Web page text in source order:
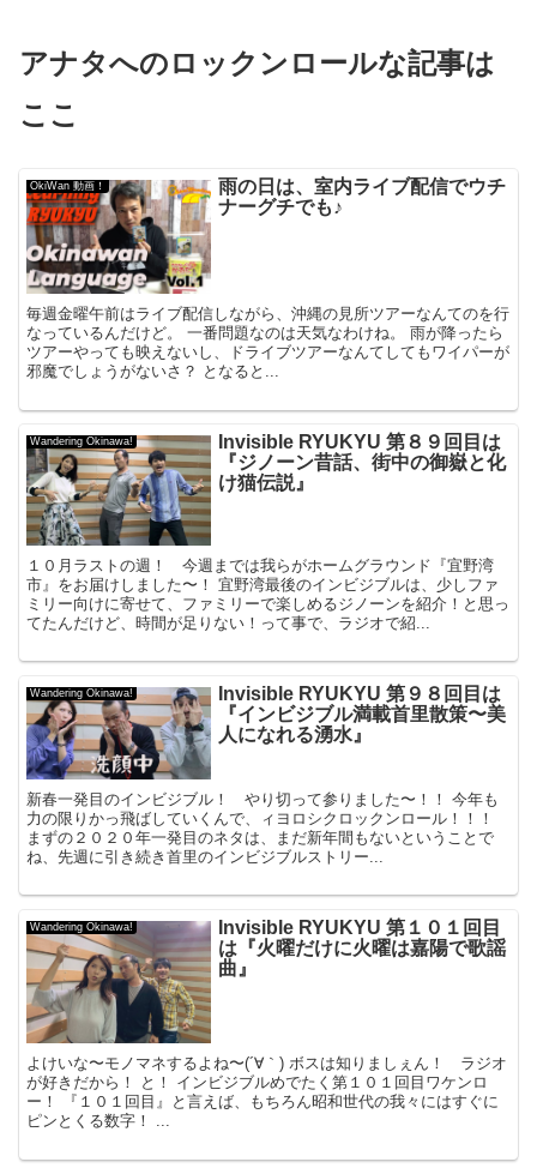
アナタへのロックンロールな記事は
ここ
OkiWan 動画！
雨の日は、室内ライブ配信でウチ
ナーグチでも♪
毎週金曜午前はライブ配信しながら、沖縄の見所ツアーなんてのを行
なっているんだけど。 一番問題なのは天気なわけね。 雨が降ったら
ツアーやっても映えないし、ドライブツアーなんてしてもワイパーが
邪魔でしょうがないさ？ となると...
Wandering Okinawa!
Invisible RYUKYU 第８９回目は
『ジノーン昔話、街中の御嶽と化
け猫伝説』
１０月ラストの週！ 今週までは我らがホームグラウンド『宜野湾
市』をお届けしました〜！ 宜野湾最後のインビジブルは、少しファ
ミリー向けに寄せて、ファミリーで楽しめるジノーンを紹介！と思っ
てたんだけど、時間が足りない！って事で、ラジオで紹...
Wandering Okinawa!
Invisible RYUKYU 第９８回目は
『インビジブル満載首里散策〜美
人になれる湧水』
新春一発目のインビジブル！ やり切って参りました〜！！ 今年も
力の限りかっ飛ばしていくんで、ィヨロシクロックンロール！！！
まずの２０２０年一発目のネタは、まだ新年間もないということで
ね、先週に引き続き首里のインビジブルストリー...
Wandering Okinawa!
Invisible RYUKYU 第１０１回目
は『火曜だけに火曜は嘉陽で歌謡
曲』
よけいな〜モノマネするよね〜(´∀｀) ボスは知りましぇん！ ラジオ
が好きだから！ と！ インビジブルめでたく第１０１回目ワケンロ
ー！ 『１０１回目』と言えば、もちろん昭和世代の我々にはすぐに
ピンとくる数字！ ...